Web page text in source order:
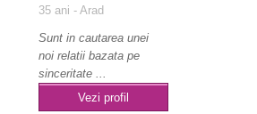
35 ani - Arad
Sunt in cautarea unei
noi relatii bazata pe
sinceritate ...
Vezi profil